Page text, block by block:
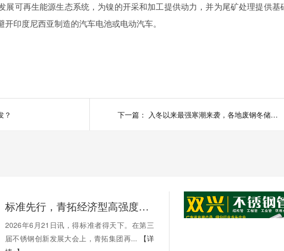
展可再生能源生态系统，为镍的开采和加工提供动力，并为尾矿处理提供基
印度尼西亚制造的汽车电池或电动汽车。
？ 下一篇： 入冬以来最强寒潮来袭，各地废钢冬储调研出炉
标准先行，青拓经济型高强度不锈钢纳入超48项国标、行标和团标
2026年6月21日讯，得标准者得天下。在第三
届不锈钢创新发展大会上，青拓集团再...
【详